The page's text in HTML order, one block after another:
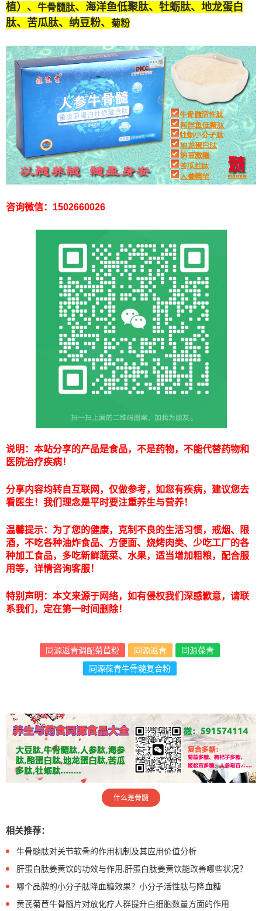
植）、 牛骨髓肽、海洋鱼低聚肽、牡蛎肽、 地龙蛋白
肽、苦瓜肽、纳豆粉、 菊粉
咨询微信：1502660026
说明：本站分享的产品是食品，不是药物，不能代替药物和
医院治疗疾病！
分享内容均转自互联网，仅做参考，如您有疾病，建议您去
看医生！我们理念是平时要注重养生与营养！
温馨提示：为了您的健康，克制不良的生活习惯，戒烟、限
酒，不吃各种油炸食品、方便面、烧烤肉类、少吃工厂的各
种加工食品，多吃新鲜蔬菜、水果，适当增加粗粮，配合服
用等，详情咨询客服！
特别声明：本文来源于网络，如有侵权我们深感歉意，请联
系我们，定在第一时间删除！
同源返青调配菊苣粉 同源返青
同源葆青
同源葆青牛骨髓复合粉
什么是骨髓
相关推荐：
牛骨髓肽对关节软骨的作用机制及其应用价值分析
肝蛋白肽姜黄饮的功效与作用,肝蛋白肽姜黄饮能改善哪些状况？
哪个品牌的小分子肽降血糖效果？小分子活性肽与降血糖
黄芪菊苣牛骨髓片对放化疗人群提升白细胞数量方面的作用